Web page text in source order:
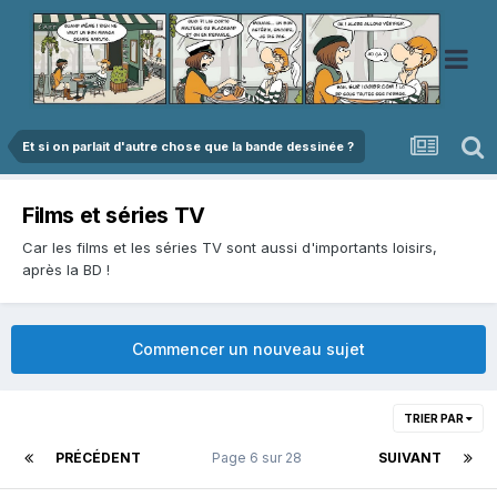
Et si on parlait d'autre chose que la bande dessinée ?
Films et séries TV
Car les films et les séries TV sont aussi d'importants loisirs,
après la BD !
Commencer un nouveau sujet
TRIER PAR
PRÉCÉDENT SUIVANT
Page 6 sur 28